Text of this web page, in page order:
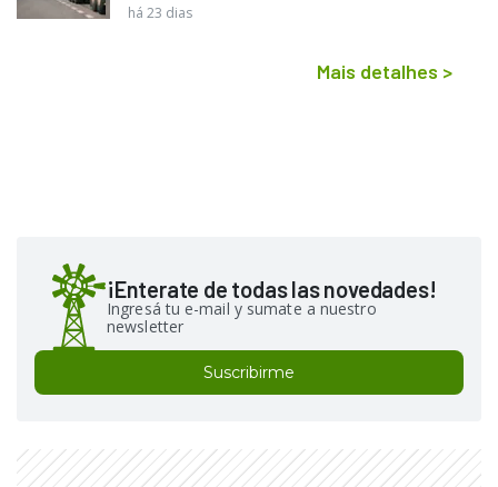
há 23 dias
Mais detalhes >
¡Enterate de todas las novedades!
Ingresá tu e-mail y sumate a nuestro
newsletter
Suscribirme